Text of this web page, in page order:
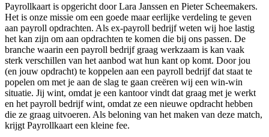
Payrollkaart is opgericht door Lara Janssen en Pieter Scheemakers.
Het is onze missie om een goede maar eerlijke verdeling te geven
aan payroll opdrachten. Als ex-payroll bedrijf weten wij hoe lastig
het kan zijn om aan opdrachten te komen die bij ons passen. De
branche waarin een payroll bedrijf graag werkzaam is kan vaak
sterk verschillen van het aanbod wat hun kant op komt. Door jou
(en jouw opdracht) te koppelen aan een payroll bedrijf dat staat te
popelen om met je aan de slag te gaan creëren wij een win-win
situatie. Jij wint, omdat je een kantoor vindt dat graag met je werkt
en het payroll bedrijf wint, omdat ze een nieuwe opdracht hebben
die ze graag uitvoeren. Als beloning van het maken van deze match,
krijgt Payrollkaart een kleine fee.